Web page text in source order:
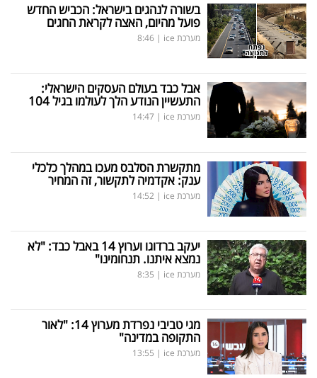
בשורה לנהגים בישראל: הכביש החדש
פועל מהיום, האצה לקראת החגים
מערכת ice |
8:46
אבל כבד בעולם העסקים הישראלי:
התעשיין הנודע הלך לעולמו בגיל 104
מערכת ice |
14:47
מתקשרת הסלבס מעכו במהלך כלכלי
ענק: אקדמיה לתקשור, זה המחיר
מערכת ice |
14:52
יעקב ברדוגו וערוץ 14 באבל כבד: "לא
נמצא איתנו. תנחומינו"
מערכת ice |
8:35
מגי טביבי נפרדת מערוץ 14: "לאור
התקופה במדינה"
מערכת ice |
13:55